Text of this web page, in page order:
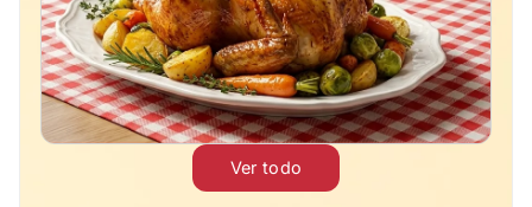
Ver todo